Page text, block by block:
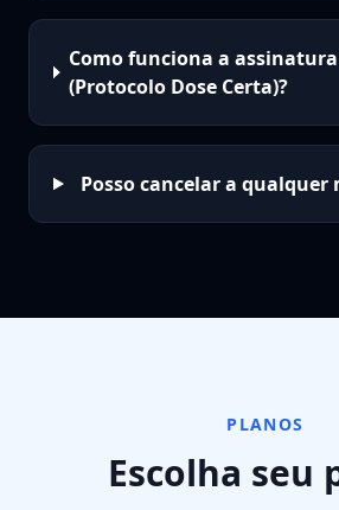
Como funciona a
(Protocolo Dose Certa)?
Posso cancelar a qualquer
PLANOS
Escolha seu